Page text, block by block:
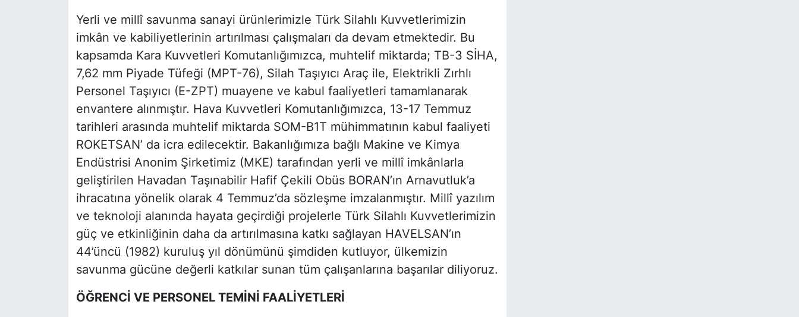
Yerli ve millî savunma sanayi ürünlerimizle Türk Silahlı Kuvvetlerimizin
imkân ve kabiliyetlerinin artırılması çalışmaları da devam etmektedir. Bu
kapsamda Kara Kuvvetleri Komutanlığımızca, muhtelif miktarda; TB-3 SİHA,
7,62 mm Piyade Tüfeği (MPT-76), Silah Taşıyıcı Araç ile, Elektrikli Zırhlı
Personel Taşıyıcı (E-ZPT) muayene ve kabul faaliyetleri tamamlanarak
envantere alınmıştır. Hava Kuvvetleri Komutanlığımızca, 13-17 Temmuz
tarihleri arasında muhtelif miktarda SOM-B1T mühimmatının kabul faaliyeti
ROKETSAN’ da icra edilecektir. Bakanlığımıza bağlı Makine ve Kimya
Endüstrisi Anonim Şirketimiz (MKE) tarafından yerli ve millî imkânlarla
geliştirilen Havadan Taşınabilir Hafif Çekili Obüs BORAN’ın Arnavutluk’a
ihracatına yönelik olarak 4 Temmuz’da sözleşme imzalanmıştır. Millî yazılım
ve teknoloji alanında hayata geçirdiği projelerle Türk Silahlı Kuvvetlerimizin
güç ve etkinliğinin daha da artırılmasına katkı sağlayan HAVELSAN’ın
44’üncü (1982) kuruluş yıl dönümünü şimdiden kutluyor, ülkemizin
savunma gücüne değerli katkılar sunan tüm çalışanlarına başarılar diliyoruz.
ÖĞRENCİ VE PERSONEL TEMİNİ FAALİYETLERİ